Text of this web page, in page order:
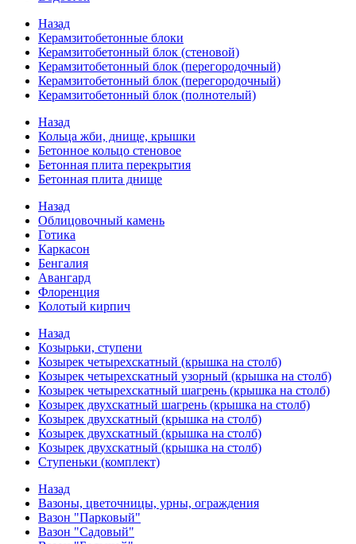
Назад
Керамзитобетонные блоки
Керамзитобетонный блок (стеновой)
Керамзитобетонный блок (перегородочный)
Керамзитобетонный блок (перегородочный)
Керамзитобетонный блок (полнотелый)
Назад
Кольца жби, днище, крышки
Бетонное кольцо стеновое
Бетонная плита перекрытия
Бетонная плита днище
Назад
Облицовочный камень
Готика
Каркасон
Бенгалия
Авангард
Флоренция
Колотый кирпич
Назад
Козырьки, ступени
Козырек четырехскатный (крышка на столб)
Козырек четырехскатный узорный (крышка на столб)
Козырек четырехскатный шагрень (крышка на столб)
Козырек двухскатный шагрень (крышка на столб)
Козырек двухскатный (крышка на столб)
Козырек двухскатный (крышка на столб)
Козырек двухскатный (крышка на столб)
Ступеньки (комплект)
Назад
Вазоны, цветочницы, урны, ограждения
Вазон "Парковый"
Вазон "Садовый"